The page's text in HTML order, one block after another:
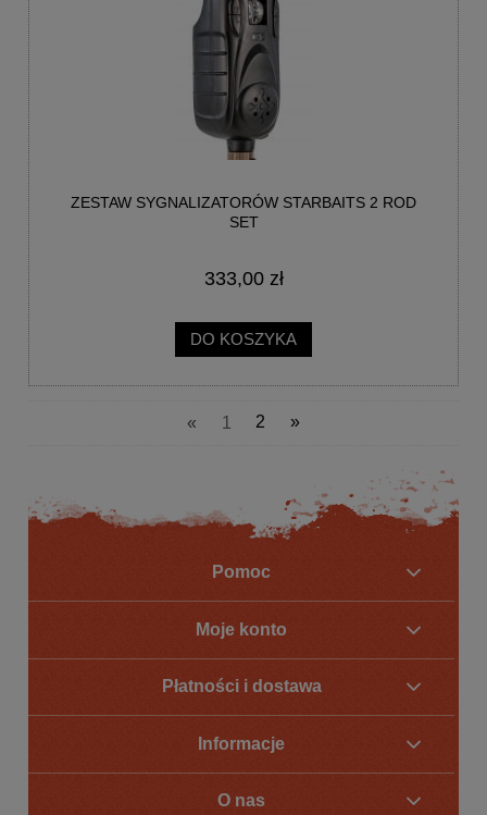
ZESTAW SYGNALIZATORÓW STARBAITS 2 ROD
SET
333,00 zł
DO KOSZYKA
« 1 2 »
Pomoc
Moje konto
Płatności i dostawa
Informacje
O nas